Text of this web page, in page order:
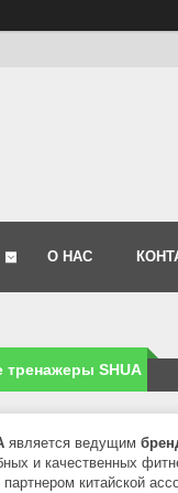
О НАС
тренажеры SHUA
является ведущим
и качественных
партнером китайской